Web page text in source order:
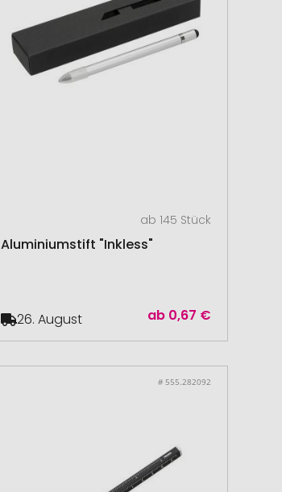
ab 145 Stück
Aluminiumstift "Inkless"
ab 0,67 €
26. August
# 555.282092